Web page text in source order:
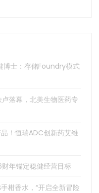
博士：存储Foundry模式
落幕，北美生物医药专
！恒瑞ADC创新药艾维
年锚定稳健经营目标
柑香水，“开启全新冒险